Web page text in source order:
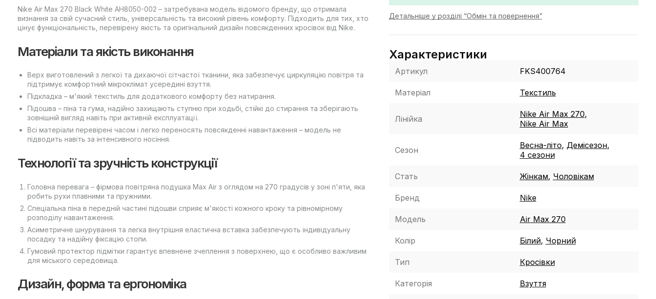
Nike Air Max 270 Black White AH8050-002 – затребувана модель відомого бренду, що отримала
визнання за свій сучасний стиль, універсальність та високий рівень комфорту. Підходить для тих, хто
цінує функціональність, перевірену якість та оригінальний дизайн повсякденних кросівок від Nike.
Матеріали та якість виконання
Верх виготовлений з легкої та дихаючої сітчастої тканини, яка забезпечує циркуляцію повітря та
підтримує комфортний мікроклімат усередині взуття.
Підкладка – м'який текстиль для додаткового комфорту без натирання.
Підошва – піна та гума, надійно захищають ступню при ходьбі, стійкі до стирання та зберігають
зовнішній вигляд навіть при активній експлуатації.
Всі матеріали перевірені часом і легко переносять повсякденні навантаження – модель не
підводить навіть за інтенсивного носіння.
Технології та зручність конструкції
Головна перевага – фірмова повітряна подушка Max Air з оглядом на 270 градусів у зоні п'яти, яка
робить рухи плавними та пружними.
Спеціальна піна в передній частині підошви сприяє м'якості кожного кроку та рівномірному
розподілу навантаження.
Асиметричне шнурування та легка внутрішня еластична вставка забезпечують індивідуальну
посадку та надійну фіксацію стопи.
Гумовий протектор підмітки гарантує впевнене зчеплення з поверхнею, що є особливо важливим
для міського середовища.
Дизайн, форма та ергономіка
Детальніше у розділі “Обмін та повернення”
Характеристики
Артикул FKS400764
Матеріал Текстиль
Лінійка Nike Air Max 270,
Nike Air Max
Сезон Весна-літо, Демісезон,
4 сезони
Стать Жінкам, Чоловікам
Бренд Nike
Модель Air Max 270
Колір Білий, Чорний
Тип Кросівки
Категорія Взуття